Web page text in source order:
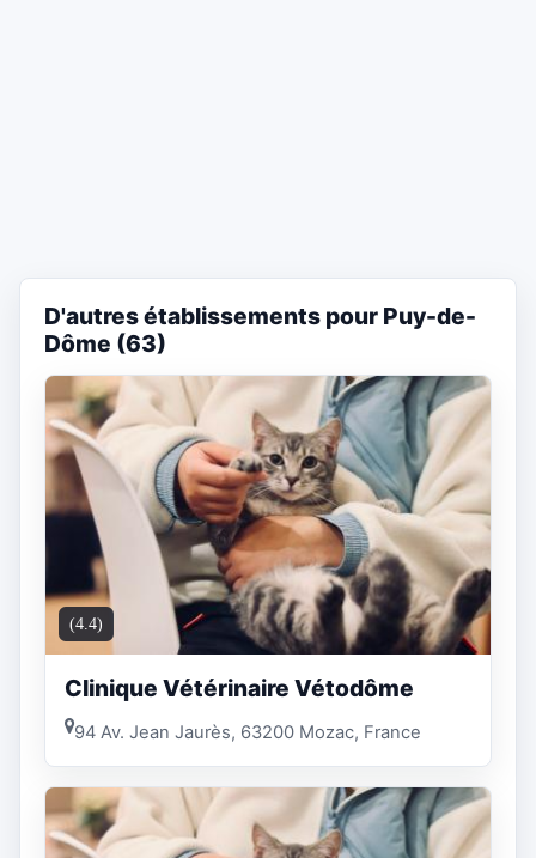
D'autres établissements pour Puy-de-
Dôme (63)
(4.4)
Clinique Vétérinaire Vétodôme
94 Av. Jean Jaurès, 63200 Mozac, France